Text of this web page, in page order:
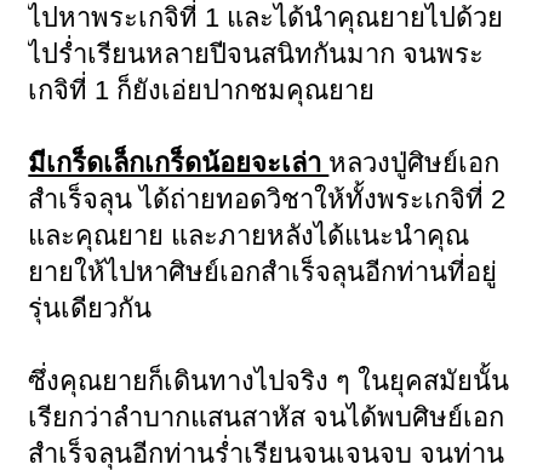
ไปหาพระเกจิที่ 1 และได้นำคุณยายไปด้วย
ไปร่ำเรียนหลายปีจนสนิทกันมาก จนพระ
เกจิที่ 1 ก็ยังเอ่ยปากชมคุณยาย
มีเกร็ดเล็กเกร็ดน้อยจะเล่า หลวงปู่ศิษย์เอก
สำเร็จลุน ได้ถ่ายทอดวิชาให้ทั้งพระเกจิที่ 2
และคุณยาย และภายหลังได้แนะนำคุณ
ยายให้ไปหาศิษย์เอกสำเร็จลุนอีกท่านที่อยู่
รุ่นเดียวกัน
ซึ่งคุณยายก็เดินทางไปจริง ๆ ในยุคสมัยนั้น
เรียกว่าลำบากแสนสาหัส จนได้พบศิษย์เอก
สำเร็จลุนอีกท่านร่ำเรียนจนเจนจบ จนท่าน